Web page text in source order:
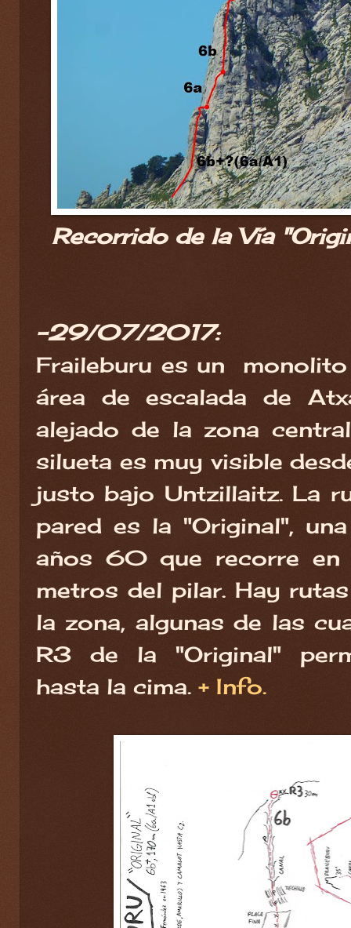
Recorrido de la Vía
-29/07/2017:
Fraileburu es un
área de escalada de
alejado de la zona
silueta es muy visible
justo bajo Untzillaitz. La
pared es la "Original",
años 60 que recorre
metros del pilar. Hay
la zona, algunas de las
R3 de la "Original"
hasta la cima. + Info.